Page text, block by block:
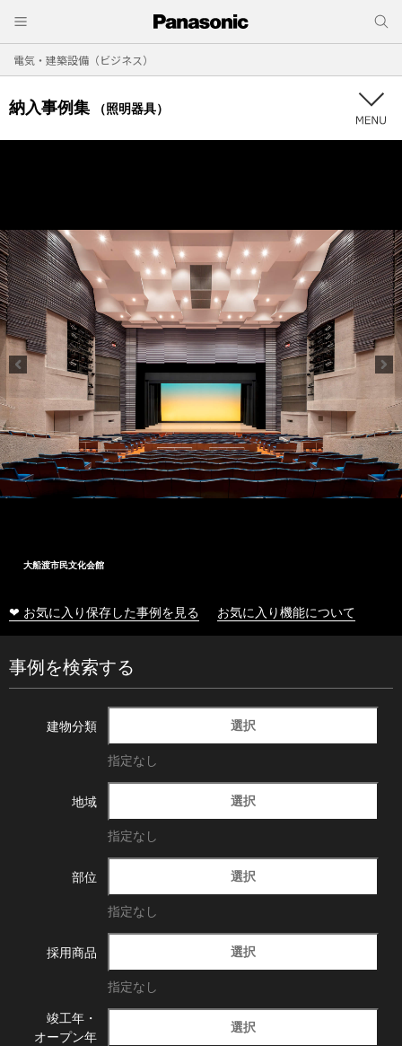
電気・建築設備（ビジネス）
納入事例集 （照明器具）
十和田市総合体育センター
❤ お気に入り保存した事例を見る お気に入り機能について
事例を検索する
建物分類 選択
指定なし
地域 選択
指定なし
部位 選択
指定なし
採用商品 選択
指定なし
竣工年・
オープン年
選択